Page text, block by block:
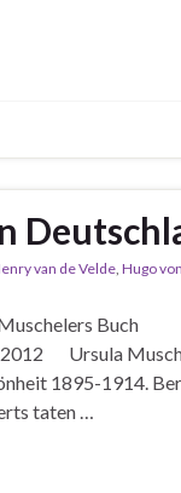
van de Velde, Hugo
Buch
Ursula
1895-1914.
taten …